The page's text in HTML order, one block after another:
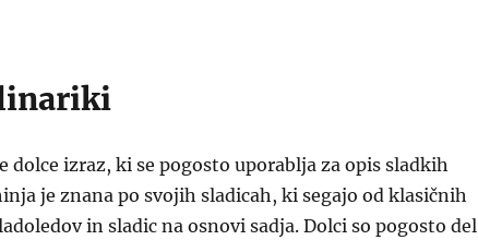
dolce izraz, ki se pogosto uporablja za opis sladkih
je znana po svojih sladicah, ki segajo od klasičnih
in sladic na osnovi sadja. Dolci so pogosto del